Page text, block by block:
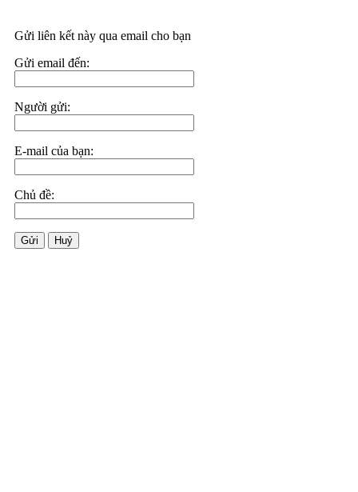
Gửi liên kết này qua email cho bạn
Gửi email đến:
Người gửi:
E-mail của bạn:
Chủ đề:
Gửi Huỷ